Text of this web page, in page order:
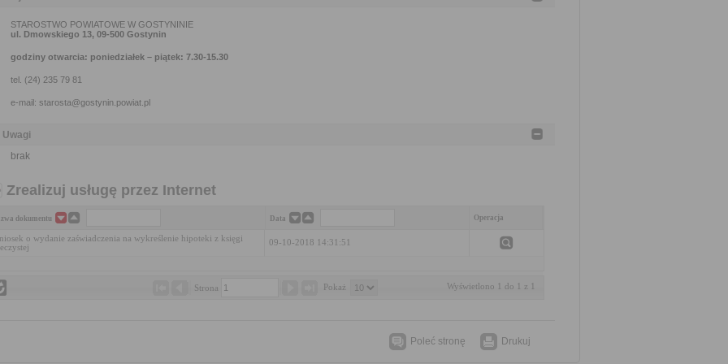
STAROSTWO POWIATOWE W GOSTYNINIE
ul. Dmowskiego 13, 09-500 Gostynin
godziny otwarcia: poniedziałek – piątek: 7.30-15.30
tel. (24) 235 79 81
e-mail: starosta@gostynin.powiat.pl
Uwagi
brak
Zrealizuj usługę przez Internet
dokumentu Data Operacja
o wydanie zaświadczenia na wykreślenie hipoteki z księgi
09-10-2018 14:31:51
Strona Pokaż Wyświetlono 1 do 1 z 1
Poleć stronę Drukuj